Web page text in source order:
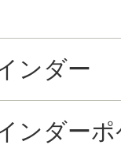
ンダー
ンダー